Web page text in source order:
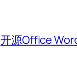
开源Office